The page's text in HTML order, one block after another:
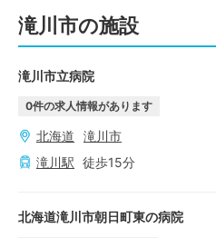
滝川市の施設
滝川市立病院
0件の求人情報があります
北海道
滝川市
滝川駅 徒歩15分
北海道滝川市朝日町東の病院